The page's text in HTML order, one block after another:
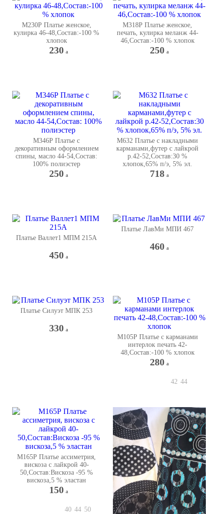
М230Р Платье женское,
кулирка 46-48,Состав:-100 %
хлопок
230 a
М318Р Платье женское,
печать, кулирка меланж 44-
46,Состав:-100 % хлопок
250 a
М346Р Платье с
декоративным оформлением
спины, масло 44-54,Состав:
100% полиэстер
250 a
М632 Платье с накладными
карманами,футер с лайкрой
р.42-52,Состав:30 %
хлопок,65% п/э, 5% эл.
718 a
Платье Валлет1 МПМ 215А
450 a
Платье ЛавМи МПИ 467
460 a
Платье Силуэт МПК 253
330 a
М105Р Платье с карманами
интерлок печать 42-
48,Состав:-100 % хлопок
280 a
42 44
М165Р Платье ассиметрия,
вискоза с лайкрой 40-
50,Состав:Вискоза -95 %
вискоза,5 % эластан
150 a
40 44 50